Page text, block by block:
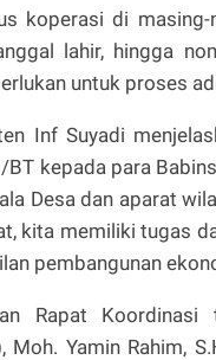
koperasi di
lahir, hingga
untuk proses
Inf Suyadi
kepada para
Desa dan aparat
kita memiliki tugas
pembangunan
Rapat Koordinasi
Moh. Yamin Rahim,